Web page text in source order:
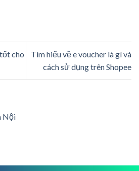
cho
Tìm hiểu về e voucher là gì và
cách sử dụng trên Shopee
Nội